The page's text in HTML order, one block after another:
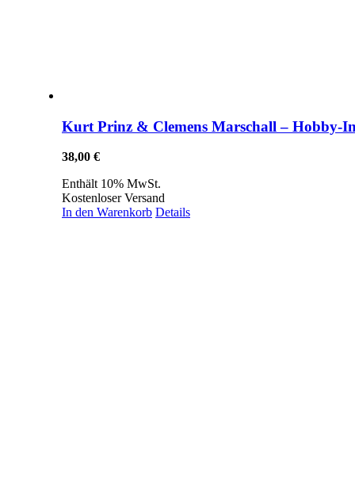
Kurt Prinz & Clemens Marschall – Hobby-
38,00 €
Enthält 10% MwSt.
Kostenloser Versand
In den Warenkorb Details